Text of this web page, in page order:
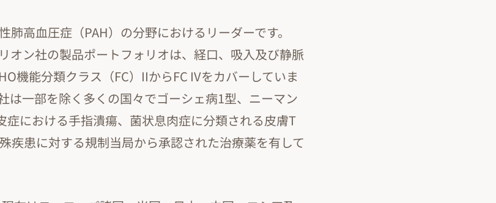
肺高血圧症（PAH）の分野におけるリーダーです。
オン社の製品ポートフォリオは、経口、吸入及び静脈
機能分類クラス（FC）IIからFC IVをカバーしていま
は一部を除く多くの国々でゴーシェ病1型、ニーマン
症における手指潰瘍、菌状息肉症に分類される皮膚T
疾患に対する規制当局から承認された治療薬を有して